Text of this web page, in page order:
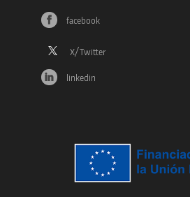
facebook
linkedin